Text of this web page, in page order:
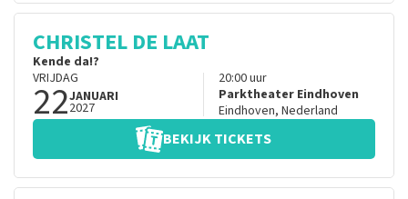
CHRISTEL DE LAAT
Kende da!?
VRIJDAG
22JANUARI
2027
20:00uur
Parktheater Eindhoven
Eindhoven, Nederland
BEKIJK TICKETS